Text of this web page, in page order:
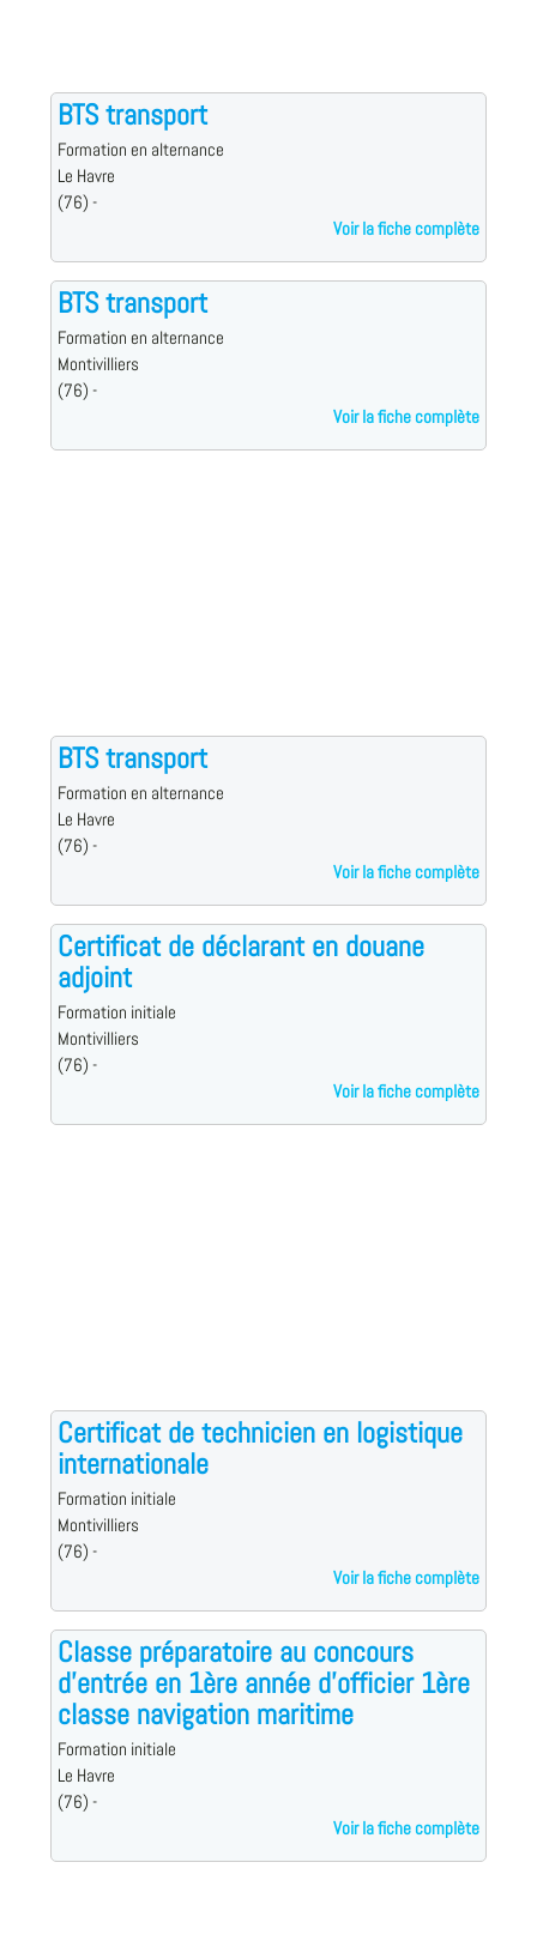
BTS transport
Formation en alternance
Le Havre
(76) -
Voir la fiche complète
BTS transport
Formation en alternance
Montivilliers
(76) -
Voir la fiche complète
BTS transport
Formation en alternance
Le Havre
(76) -
Voir la fiche complète
Certificat de déclarant en douane
adjoint
Formation initiale
Montivilliers
(76) -
Voir la fiche complète
Certificat de technicien en logistique
internationale
Formation initiale
Montivilliers
(76) -
Voir la fiche complète
Classe préparatoire au concours
d'entrée en 1ère année d'officier 1ère
classe navigation maritime
Formation initiale
Le Havre
(76) -
Voir la fiche complète